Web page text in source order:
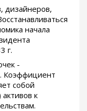
дизайнеров,
начала
г.
-
Коэффициент
собой
к